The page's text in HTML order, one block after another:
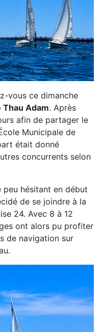
vous ce dimanche
Thau Adam. Après
afin de partager le
Municipale de
était donné
concurrents selon
hésitant en début
de se joindre à la
24. Avec 8 à 12
ont alors pu profiter
de navigation sur